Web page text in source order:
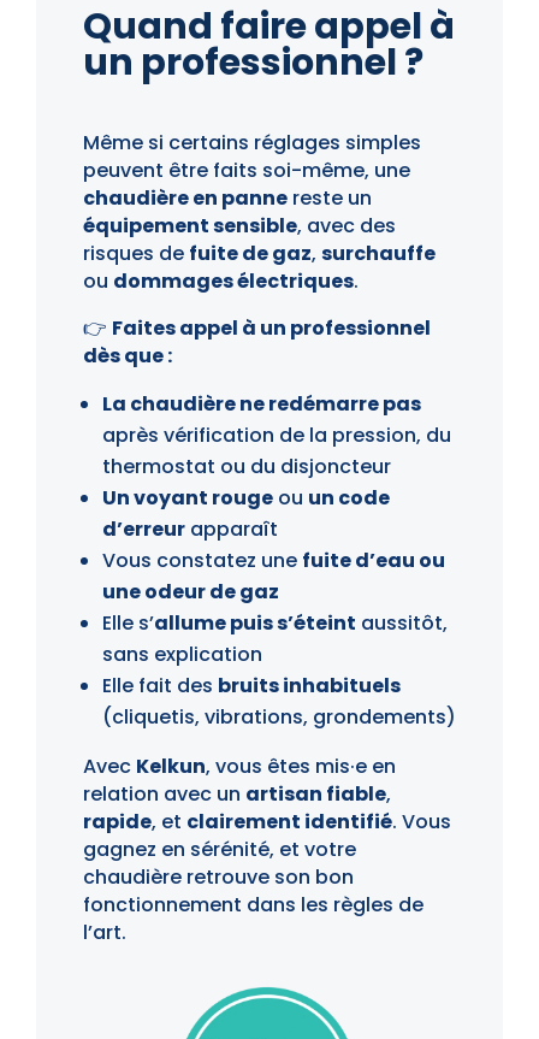
Quand faire appel à
un professionnel ?
Même si certains réglages simples
peuvent être faits soi-même, une
chaudière en pannereste un
équipement sensible, avec des
risques de fuite de gaz, surchauffe
ou dommages électriques.
👉 Faites appel à un professionnel
dès que :
La chaudière ne redémarre pas
après vérification de la pression, du
thermostat ou du disjoncteur
Un voyant rougeou un code
d’erreurapparaît
Vous constatez une fuite d’eau ou
une odeur de gaz
Elle s’allume puis s’éteint aussitôt,
sans explication
Elle fait des bruits inhabituels
(cliquetis, vibrations, grondements)
Avec Kelkun, vous êtes mis·e en
relation avec un artisan fiable,
rapide, et clairement identifié. Vous
gagnez en sérénité, et votre
chaudière retrouve son bon
fonctionnement dans les règles de
l’art.